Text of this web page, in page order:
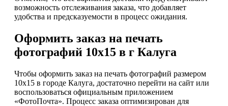
возможность отслеживания заказа, что добавляет
удобства и предсказуемости в процесс ожидания.
Оформить заказ на печать
фотографий 10х15 в г Калуга
Чтобы оформить заказ на печать фотографий размером
10х15 в городе Калуга, достаточно перейти на сайт или
воспользоваться официальным приложением
«ФотоПочта». Процесс заказа оптимизирован для